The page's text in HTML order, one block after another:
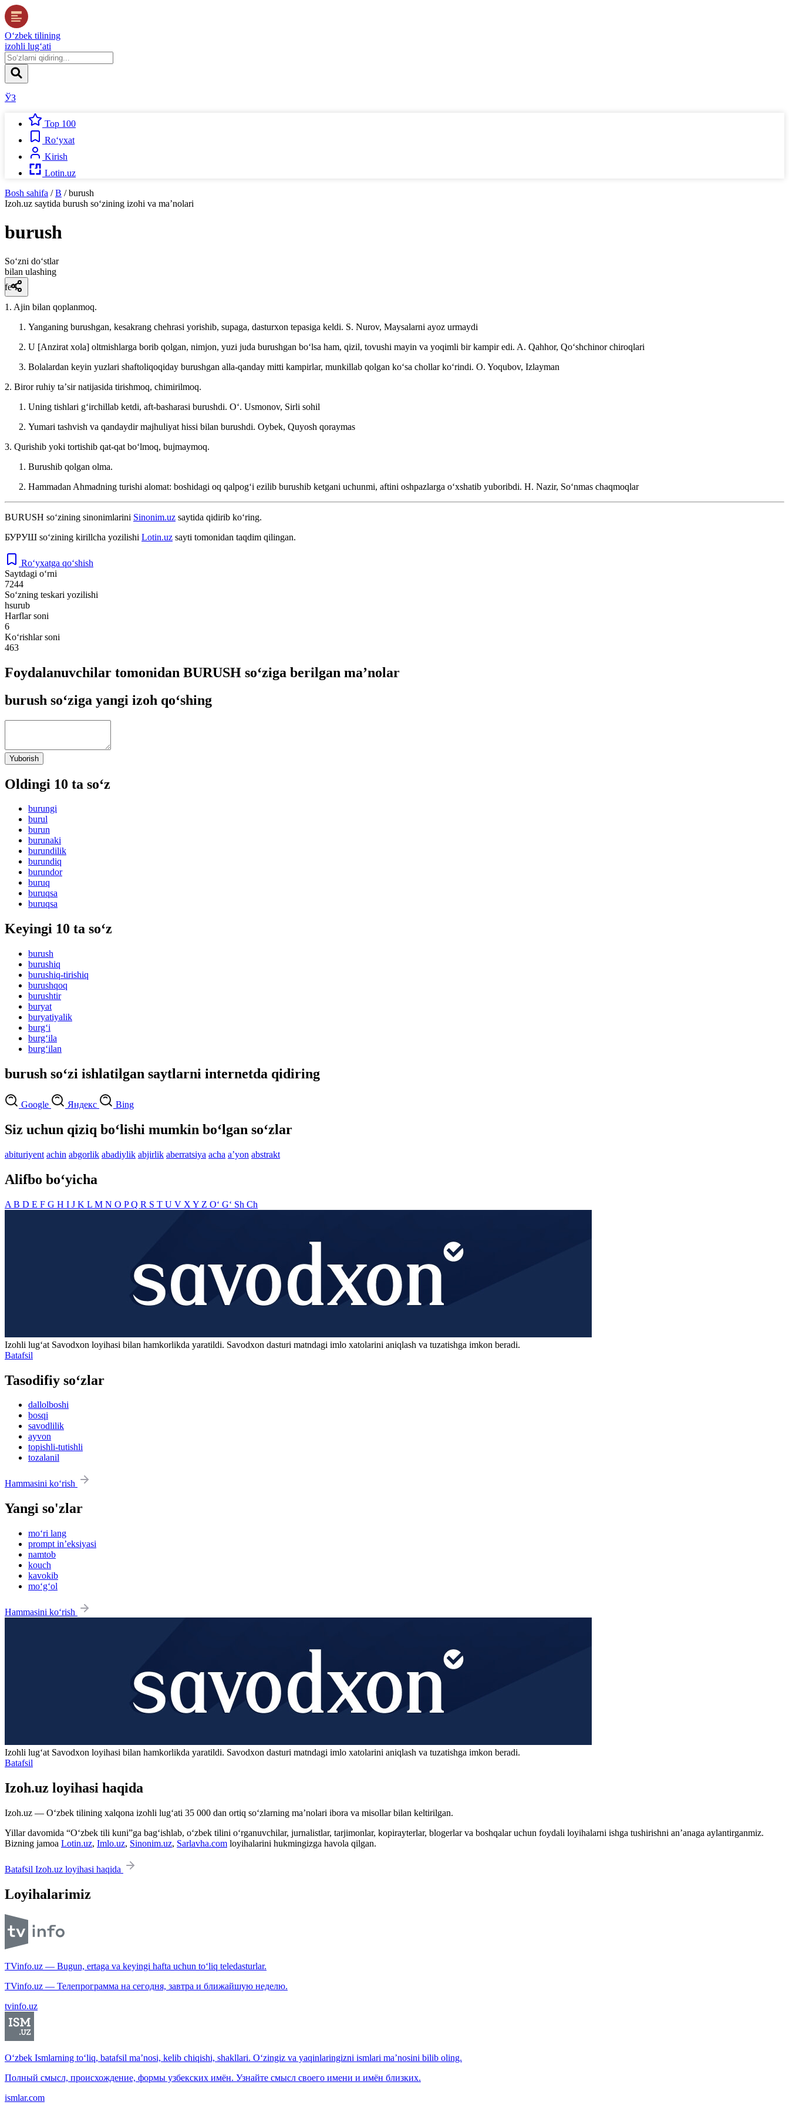
O‘zbek tilining
izohli lug‘ati
ЎЗ
Top 100
Ro‘yxat
Kirish
Lotin.uz
Bosh sahifa / B / burush
Izoh.uz saytida burush so‘zining izohi va ma’nolari
burush
So‘zni do‘stlar
bilan ulashing
fe’l
1. Ajin bilan qoplanmoq.
Yanganing burushgan, kesakrang chehrasi yorishib, supaga, dasturxon tepasiga keldi. S. Nurov, Maysalarni ayoz urmaydi
U [Anzirat xola] oltmishlarga borib qolgan, nimjon, yuzi juda burushgan boʻlsa ham, qizil, tovushi mayin va yoqimli bir kampir edi. A. Qahhor, Qoʻshchinor chiroqlari
Bolalardan keyin yuzlari shaftoliqoqiday burushgan alla-qanday mitti kampirlar, munkillab qolgan koʻsa chollar koʻrindi. O. Yoqubov, Izlayman
2. Biror ruhiy taʼsir natijasida tirishmoq, chimirilmoq.
Uning tishlari gʻirchillab ketdi, aft-basharasi burushdi. Oʻ. Usmonov, Sirli sohil
Yumari tashvish va qandaydir majhuliyat hissi bilan burushdi. Oybek, Quyosh qoraymas
3. Qurishib yoki tortishib qat-qat boʻlmoq, bujmaymoq.
Burushib qolgan olma.
Hammadan Ahmadning turishi alomat: boshidagi oq qalpogʻi ezilib burushib ketgani uchunmi, aftini oshpazlarga oʻxshatib yuboribdi. H. Nazir, Soʻnmas chaqmoqlar
BURUSH so‘zining sinonimlarini Sinonim.uz saytida qidirib ko‘ring.
БУРУШ so‘zining kirillcha yozilishi Lotin.uz sayti tomonidan taqdim qilingan.
Ro‘yxatga qo‘shish
Saytdagi o‘rni
7244
So‘zning teskari yozilishi
hsurub
Harflar soni
6
Ko‘rishlar soni
463
Foydalanuvchilar tomonidan BURUSH so‘ziga berilgan ma’nolar
burush so‘ziga yangi izoh qo‘shing
Yuborish
Oldingi 10 ta so‘z
burungi
burul
burun
burunaki
burundilik
burundiq
burundor
buruq
buruqsa
buruqsa
Keyingi 10 ta so‘z
burush
burushiq
burushiq-tirishiq
burushqoq
burushtir
buryat
buryatiyalik
burg‘i
burg‘ila
burg‘ilan
burush so‘zi ishlatilgan saytlarni internetda qidiring
Google Яндекс Bing
Siz uchun qiziq bo‘lishi mumkin bo‘lgan so‘zlar
abituriyent achin abgorlik abadiylik abjirlik aberratsiya acha aʼyon abstrakt
Alifbo bo‘yicha
A B D E F G H I J K L M N O PQ R S T U V X Y Z O‘ G‘ Sh Ch
Izohli lugʻat Savodxon loyihasi bilan hamkorlikda yaratildi. Savodxon dasturi matndagi imlo xatolarini aniqlash va tuzatishga imkon beradi.
Batafsil
Tasodifiy so‘zlar
dallolboshi
bosqi
savodlilik
ayvon
topishli-tutishli
tozalanil
Hammasini ko‘rish
Yangi so'zlar
mo‘ri lang
prompt in’eksiyasi
namtob
kouch
kavokib
mo‘g‘ol
Hammasini ko‘rish
Izohli lugʻat Savodxon loyihasi bilan hamkorlikda yaratildi. Savodxon dasturi matndagi imlo xatolarini aniqlash va tuzatishga imkon beradi.
Batafsil
Izoh.uz loyihasi haqida
Izoh.uz — O‘zbek tilining xalqona izohli lug‘ati 35 000 dan ortiq so‘zlarning ma’nolari ibora va misollar bilan keltirilgan.
Yillar davomida “O‘zbek tili kuni”ga bag‘ishlab, o‘zbek tilini o‘rganuvchilar, jurnalistlar, tarjimonlar, kopirayterlar, blogerlar va boshqalar uchun foydali loyihalarni ishga tushirishni an’anaga aylantirganmiz.
Bizning jamoa Lotin.uz, Imlo.uz, Sinonim.uz, Sarlavha.com loyihalarini hukmingizga havola qilgan.
Batafsil Izoh.uz loyihasi haqida
Loyihalarimiz
TVinfo.uz — Bugun, ertaga va keyingi hafta uchun to‘liq teledasturlar.
TVinfo.uz — Телепрограмма на сегодня, завтра и ближайшую неделю.
tvinfo.uz
O‘zbek Ismlarning to‘liq, batafsil ma’nosi, kelib chiqishi, shakllari. O‘zingiz va yaqinlaringizni ismlari ma’nosini bilib oling.
Полный смысл, происхождение, формы узбекских имён. Узнайте смысл своего имени и имён близких.
ismlar.com